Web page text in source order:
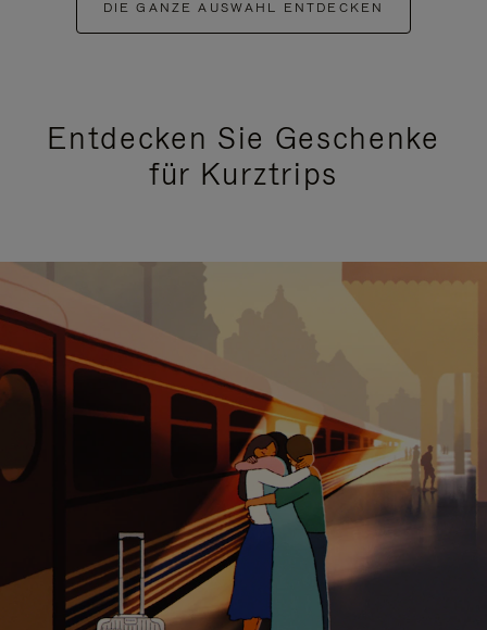
DIE GANZE AUSWAHL ENTDECKEN
Entdecken Sie Geschenke
für Kurztrips